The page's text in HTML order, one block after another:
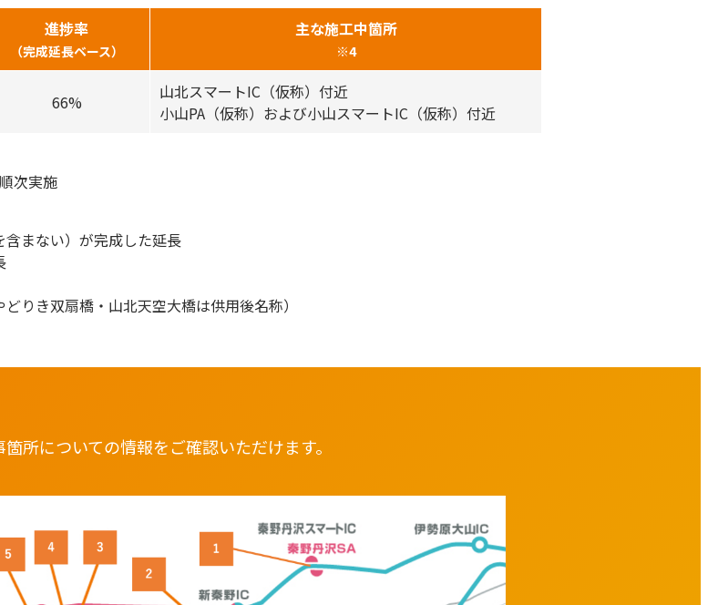
進捗率
（完成延長ベース）
主な施工中箇所
※4
66%
山北スマートIC（仮称）付近
小山PA（仮称）および小山スマートIC（仮称）付近
次実施
まない）が完成した延長
りき双扇橋・山北天空大橋は供用後名称）
所についての情報をご確認いただけます。